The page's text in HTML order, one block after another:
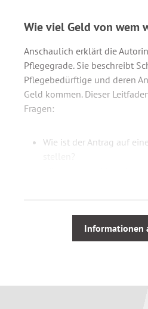
Wie viel Geld von wem
Anschaulich erklärt die
Pflegegrade. Sie beschreibt
Pflegebedürftige und deren
Geld kommen. Dieser
Fragen:
Wie ist der Antrag auf
Was prüft der Gutachter?
Mit welchen Fragen
Wie bereiten Sie sich vor?
Informationen